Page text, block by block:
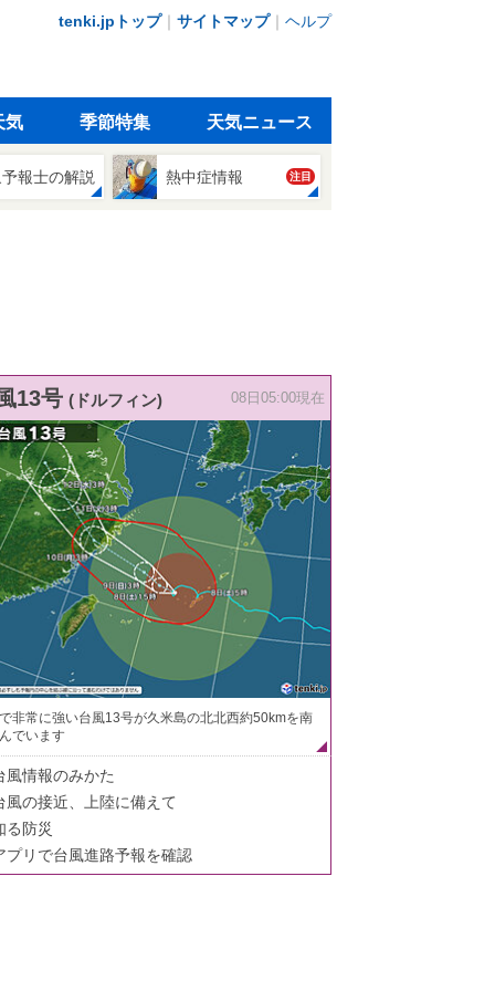
tenki.jpトップ｜ サイトマップ｜ ヘルプ
気 季節特集 天気ニュース
報士の解説 熱中症情報 注目
13号 (ドルフィン) 08日05:00現在
非常に強い台風13号が久米島の北北西約50kmを南
でいます
風情報のみかた
風の接近、上陸に備えて
る防災
プリで台風進路予報を確認